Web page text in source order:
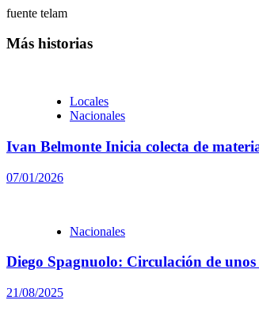
fuente telam
Más historias
Locales
Nacionales
Ivan Belmonte Inicia colecta de
07/01/2026
Nacionales
Diego Spagnuolo: Circulación de
21/08/2025